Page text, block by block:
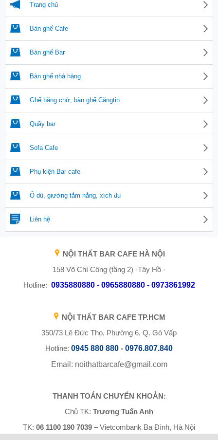
Trang chủ
Bàn ghế Cafe
Bàn ghế Bar
Bàn ghế nhà hàng
Ghế băng chờ, bàn ghế Căngtin
Quầy bar
Sofa Cafe
Phụ kiện Bar cafe
Ô dù, giường tắm nắng, xích đu
Liên hệ
NỘI THẤT BAR CAFE HÀ NỘI
158 Võ Chí Công (tầng 2) -Tây Hồ -
Hotline: 0935880880 - 0965880880 - 0973861992
NỘI THẤT BAR CAFE TP.HCM
350/73 Lê Đức Thọ, Phường 6, Q. Gò Vấp
Hotline: 0945 880 880 - 0976.807.840
Email: noithatbarcafe@gmail.com
THANH TOÁN CHUYỂN KHOẢN:
Chủ TK: Trương Tuấn Anh
TK: 06 1100 190 7039 – Vietcombank Ba Đình, Hà Nội